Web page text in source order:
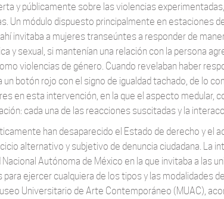
y públicamente sobre las violencias
Un módulo dispuesto principalmente en estaciones
invitaba a mujeres transeúntes a responder de
y sexual, si mantenían una relación con la persona
violencias de género. Cuando revelaban haber
botón rojo con el signo de igualdad tachado, de lo
en esta intervención, en la que el aspecto medular,
cada una de las reacciones suscitadas y la
han desaparecido el Estado de derecho y el
alternativo y subjetivo de denuncia ciudadana. La
Autónoma de México en la que invitaba a las
para ejercer cualquiera de los tipos y las modalidades
Universitario de Arte Contemporáneo (MUAC),